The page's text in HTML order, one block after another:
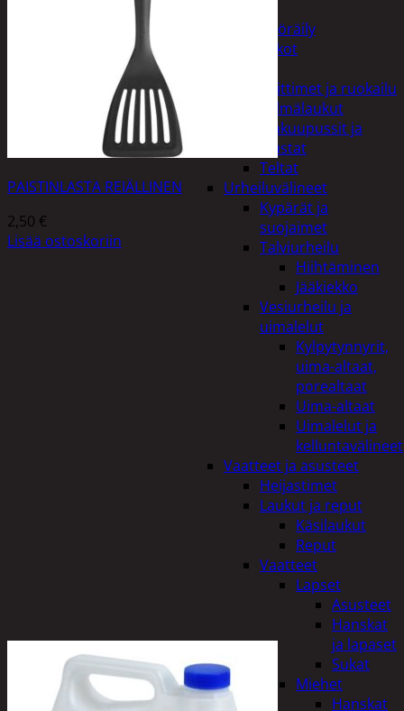
Polkupyöräily
Lukot
Keittimet ja ruokailu
Kylmälaukut
Makuupussit ja
alustat
Teltat
Urheiluvälineet
Kypärät ja
suojaimet
Talviurheilu
Hiihtäminen
Jääkiekko
Vesiurheilu ja
uimalelut
Kylpytynnyrit,
uima-altaat,
porealtaat
Uima-altaat
Uimalelut ja
kelluntavälineet
Vaatteet ja asusteet
Heijastimet
Laukut ja reput
Käsilaukut
Reput
Vaatteet
Lapset
Asusteet
Hanskat
ja lapaset
Sukat
Miehet
Hanskat
PAISTINLASTA REIÄLLINEN
2,50 €
Lisää ostoskoriin